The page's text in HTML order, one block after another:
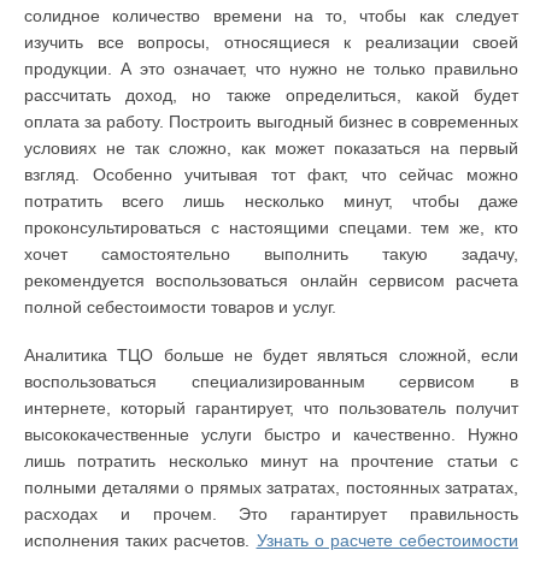
солидное количество времени на то, чтобы как следует
изучить все вопросы, относящиеся к реализации своей
продукции. А это означает, что нужно не только правильно
рассчитать доход, но также определиться, какой будет
оплата за работу. Построить выгодный бизнес в современных
условиях не так сложно, как может показаться на первый
взгляд. Особенно учитывая тот факт, что сейчас можно
потратить всего лишь несколько минут, чтобы даже
проконсультироваться с настоящими спецами. тем же, кто
хочет самостоятельно выполнить такую задачу,
рекомендуется воспользоваться онлайн сервисом расчета
полной себестоимости товаров и услуг.
Аналитика ТЦО больше не будет являться сложной, если
воспользоваться специализированным сервисом в
интернете, который гарантирует, что пользователь получит
высококачественные услуги быстро и качественно. Нужно
лишь потратить несколько минут на прочтение статьи с
полными деталями о прямых затратах, постоянных затратах,
расходах и прочем. Это гарантирует правильность
исполнения таких расчетов. Узнать о расчете себестоимости